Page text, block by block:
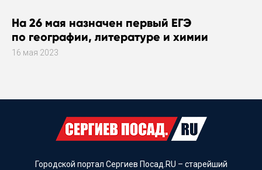
На 26 мая назначен первый ЕГЭ
по географии, литературе и химии
16 мая 2023
Городской портал Сергиев Посад.RU – старейший